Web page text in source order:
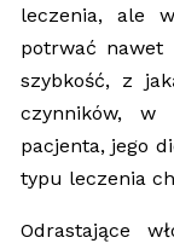
leczenia, ale
potrwać nawet
szybkość, z
czynników,
pacjenta, jego
typu leczenia
Odrastające